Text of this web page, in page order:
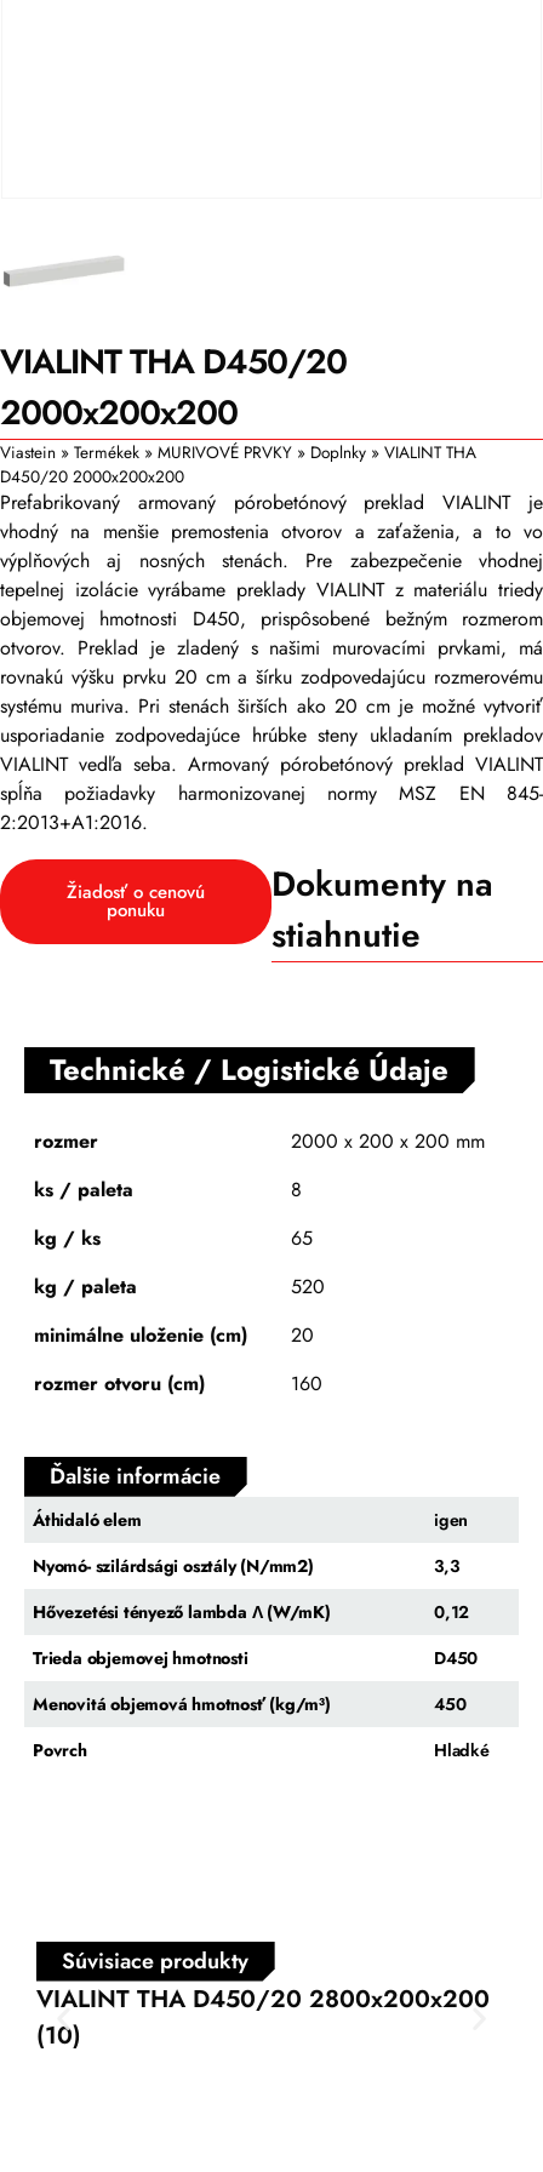
VIALINT THA D450/20
2000x200x200
Viastein » Termékek » MURIVOVÉ PRVKY » Doplnky » VIALINT THA
D450/20 2000x200x200
Prefabrikovaný armovaný pórobetónový preklad VIALINT je
vhodný na menšie premostenia otvorov a zaťaženia, a to vo
výplňových aj nosných stenách. Pre zabezpečenie vhodnej
tepelnej izolácie vyrábame preklady VIALINT z materiálu triedy
objemovej hmotnosti D450, prispôsobené bežným rozmerom
otvorov. Preklad je zladený s našimi murovacími prvkami, má
rovnakú výšku prvku 20 cm a šírku zodpovedajúcu rozmerovému
systému muriva. Pri stenách širších ako 20 cm je možné vytvoriť
usporiadanie zodpovedajúce hrúbke steny ukladaním prekladov
VIALINT vedľa seba. Armovaný pórobetónový preklad VIALINT
spĺňa požiadavky harmonizovanej normy MSZ EN 845-
2:2013+A1:2016.
Žiadosť o cenovú
ponuku
Dokumenty na
stiahnutie
Technické / Logistické Údaje
rozmer
2000 x 200 x 200 mm
ks / paleta
8
kg / ks
65
kg / paleta
520
minimálne uloženie (cm)
20
rozmer otvoru (cm)
160
Ďalšie informácie
Áthidaló elem
igen
Nyomó- szilárdsági osztály (N/mm2)
3,3
Hővezetési tényező lambda Λ (W/mK)
0,12
Trieda objemovej hmotnosti
D450
Menovitá objemová hmotnosť (kg/m³)
450
Povrch
Hladké
Súvisiace produkty
VIALINT THA D450/20 2800x200x200
(10)